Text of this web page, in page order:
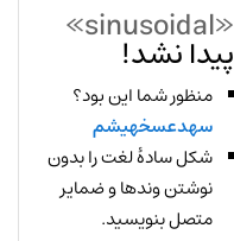
«sinusoidal»
پیدا نشد!
منظور شما این بود؟
سهدعسخهیشم
شکل سادهٔ لغت را بدون
نوشتن وندها و ضمایر
متصل بنویسید.